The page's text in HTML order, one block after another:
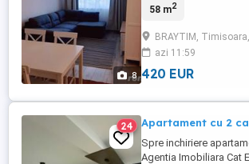
8
complet mobilat si
space cu bucataria, -
Pentru alte detalii nu
contactati. Pretul este
58 m2
BRAYTIM,
azi 11:59
420 EUR
24 Apartament cu 2
Spre inchiriere
Agentia Imobiliara Cat